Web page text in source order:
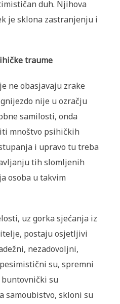
duh. Njihova
je sklona zastranjenju i
traume
ne obasjavaju zrake
nije u ozračju
samilosti, onda
mnoštvo psihičkih
i upravo tu treba
tih slomljenih
osoba u takvim
uz gorka sjećanja iz
postaju osjetljivi
nezadovoljni,
su, spremni
su
samoubistvo, skloni su